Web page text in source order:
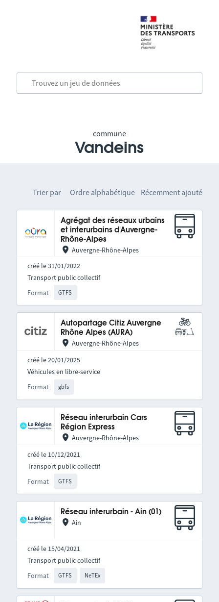
commune
Vandeins
Trier par Ordre alphabétique Récemment ajouté
Agrégat des réseaux urbains
et interurbains d'Auvergne-
Rhône-Alpes
Auvergne-Rhône-Alpes
créé le 31/01/2022
Format GTFS
Transport public collectif
Autopartage Citiz Auvergne
Rhône Alpes (AURA)
Auvergne-Rhône-Alpes
créé le 20/01/2025
Format gbfs
Véhicules en libre-service
Réseau interurbain Cars
Région Express
Auvergne-Rhône-Alpes
créé le 10/12/2021
Format GTFS
Transport public collectif
Réseau interurbain - Ain (01)
Ain
créé le 15/04/2021
Format GTFS NeTEx
Transport public collectif